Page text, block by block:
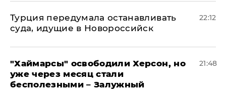
Турция передумала останавливать
суда, идущие в Новороссийск
22:12
"Хаймарсы" освободили Херсон, но
уже через месяц стали
бесполезными – Залужный
21:48